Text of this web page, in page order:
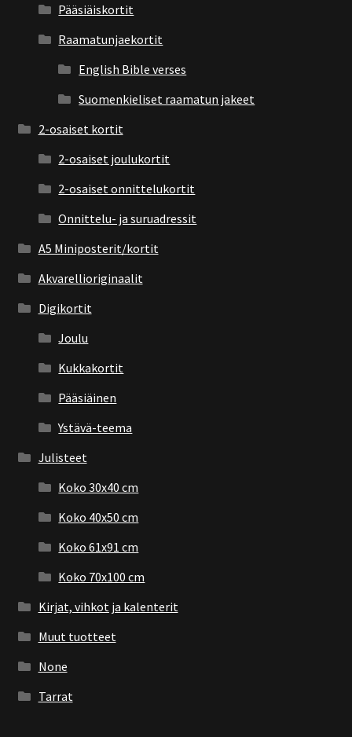
Pääsiäiskortit
Raamatunjaekortit
English Bible verses
Suomenkieliset raamatun jakeet
2-osaiset kortit
2-osaiset joulukortit
2-osaiset onnittelukortit
Onnittelu- ja suruadressit
A5 Miniposterit/kortit
Akvarellioriginaalit
Digikortit
Joulu
Kukkakortit
Pääsiäinen
Ystävä-teema
Julisteet
Koko 30x40 cm
Koko 40x50 cm
Koko 61x91 cm
Koko 70x100 cm
Kirjat, vihkot ja kalenterit
Muut tuotteet
None
Tarrat